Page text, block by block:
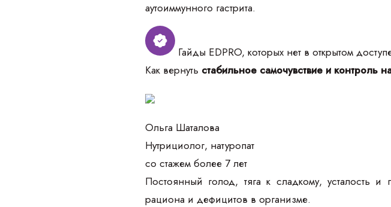
аутоиммунного гастрита.
Гайды EDPRO, которых нет в открытом
Как вернуть стабильное самочувствие и контроль
Ольга Шаталова
Нутрициолог, натуропат
со стажем более 7 лет
Постоянный голод, тяга к сладкому, усталость
рациона и дефицитов в организме.